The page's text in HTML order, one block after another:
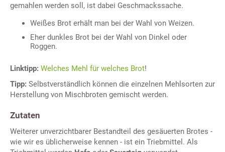
gemahlen werden soll, ist dabei Geschmackssache.
Weißes Brot erhält man bei der Wahl von Weizen.
Eher dunkles Brot bei der Wahl von Dinkel oder
Roggen.
Linktipp: Welches Mehl für welches Brot!
Tipp: Selbstverständlich können die einzelnen Mehlsorten zur
Herstellung von Mischbroten gemischt werden.
Zutaten
Weiterer unverzichtbarer Bestandteil des gesäuerten Brotes -
wie wir es üblicherweise kennen - ist ein Triebmittel. Als